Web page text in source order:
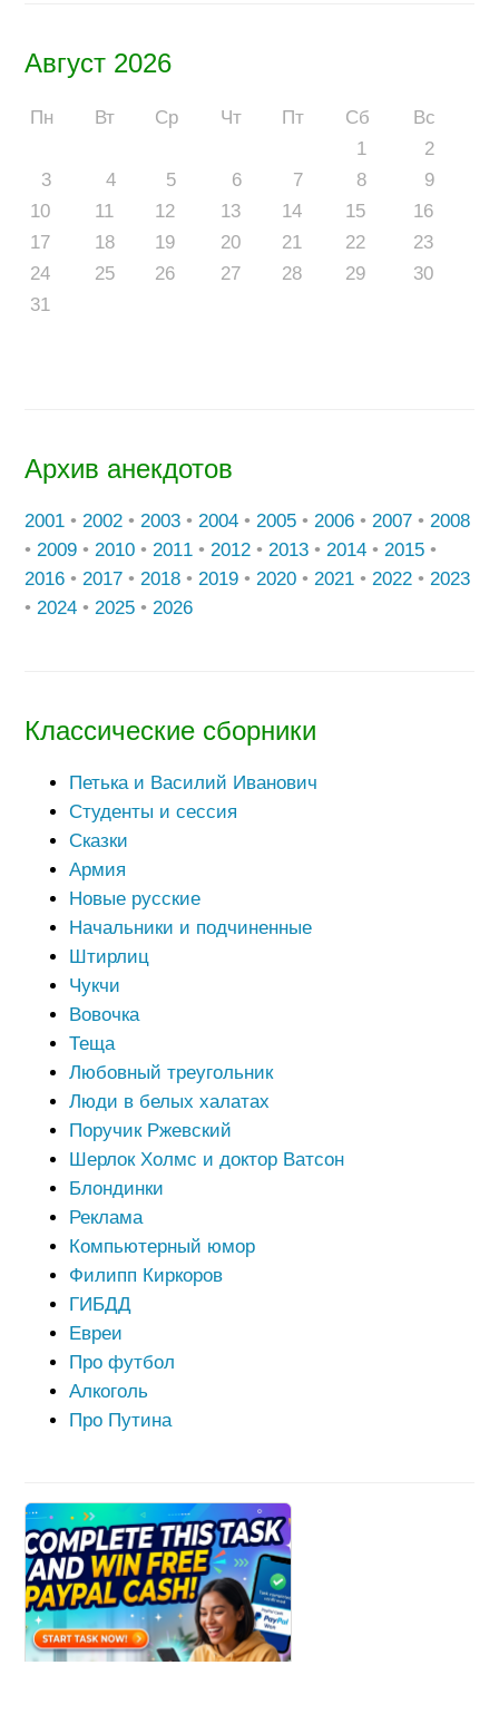
Август 2026
Пн Вт Ср Чт Пт Сб
Вс
1
2
3
4 5 6 7 8
9
10
11 12 13 14 15
16
17
18 19 20 21 22
23
24
25 26 27 28 29
30
31
Архив анекдотов
2001 • 2002 • 2003 • 2004 • 2005 • 2006 • 2007 • 2008
• 2009 • 2010 • 2011 • 2012 • 2013 • 2014 • 2015 •
2016 • 2017 • 2018 • 2019 • 2020 • 2021 • 2022 • 2023
• 2024 • 2025 • 2026
Классические сборники
Петька и Василий Иванович
Студенты и сессия
Сказки
Армия
Новые русские
Начальники и подчиненные
Штирлиц
Чукчи
Вовочка
Теща
Любовный треугольник
Люди в белых халатах
Поручик Ржевский
Шерлок Холмс и доктор Ватсон
Блондинки
Реклама
Компьютерный юмор
Филипп Киркоров
ГИБДД
Евреи
Про футбол
Алкоголь
Про Путина